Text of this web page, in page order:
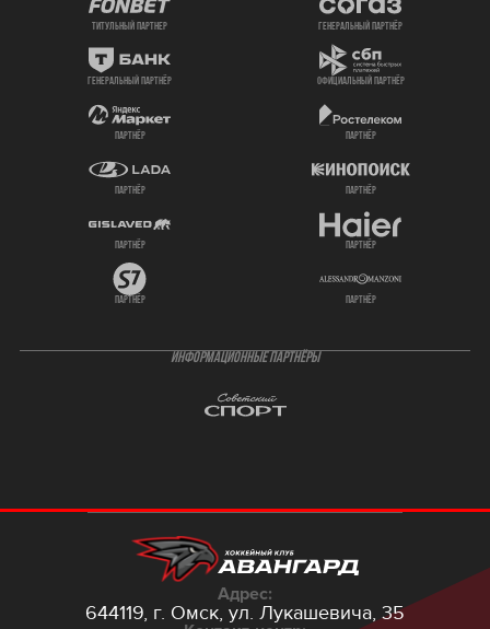
титульный партнер генеральный партнёр
генеральный партнёр официальный партнёр
партнёр партнёр
партнёр партнёр
партнёр партнёр
партнёр партнёр
ИНФОРМАЦИОННЫЕ ПАРТНЁРЫ
Адрес:
644119, г. Омск, ул. Лукашевича, 35